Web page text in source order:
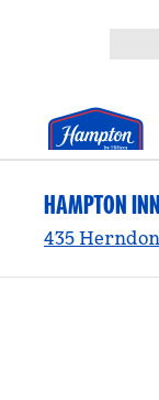
HAMPTON
435